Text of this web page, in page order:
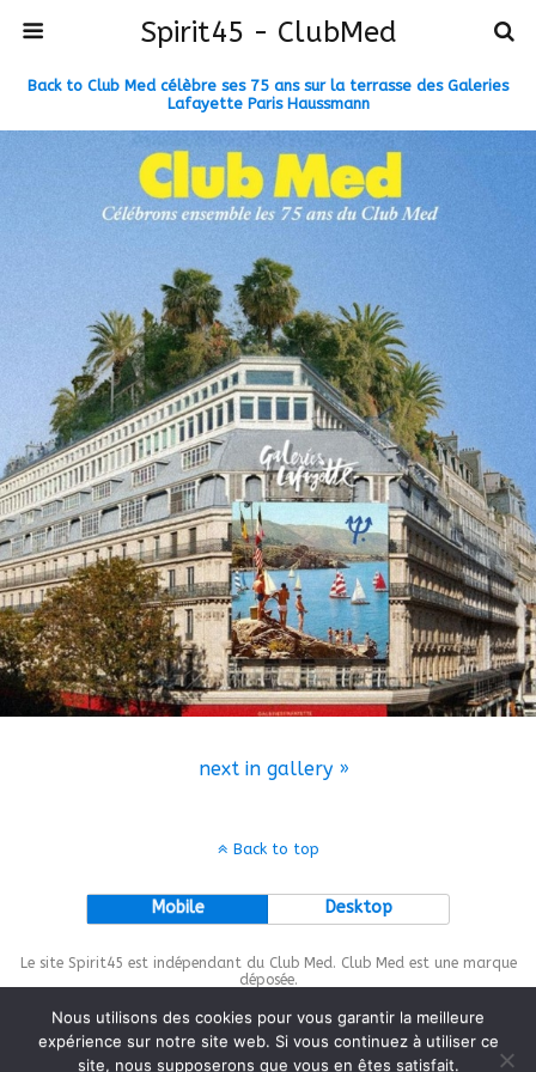
Spirit45 - ClubMed
Back to Club Med célèbre ses 75 ans sur la terrasse des Galeries
Lafayette Paris Haussmann
next in gallery »
Back to top
Mobile Desktop
Le site Spirit45 est indépendant du Club Med. Club Med est une marque
déposée.
Nous utilisons des cookies pour vous garantir la meilleure
expérience sur notre site web. Si vous continuez à utiliser ce
site, nous supposerons que vous en êtes satisfait.